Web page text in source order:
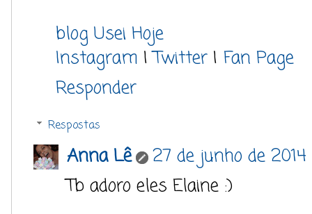
blog Usei Hoje
Instagram |Twitter | Fan Page
Responder
Respostas
Anna Lê
27 de junho de 2014
Tb adoro eles Elaine :)